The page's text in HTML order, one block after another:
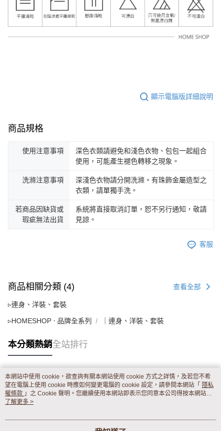
顯示電腦版詳細說明
商品規格
使用注意事項
深色衣類請避免和淺色衣物、包包一起組合
使用，可能產生褪色轉移之現象。
洗滌注意事項
深淺色衣物請分開洗滌。有珠飾金屬造型之
衣類，請單獨手洗。
若商品因缺貨或
瑕疵無法出貨
系統將直接取消訂單，恕不另行通知，敬請
見諒。
客服
商品相關分類 (4) 查看全部
▹連身、洋裝、套裝
▹HOMESHOP ‧ 品牌全系列 ｜連身、洋裝、套裝
本分類熱銷全站排行
熱門標籤
本網站中使用 cookie，欲查詢有關本網站使用 cookie 方式之詳情，及若您不希
望在電腦上使用 cookie 時應如何變更電腦的 cookie 設定，請參閱本網站「 隱私
權條款 」之 Cookie 聲明。您繼續使用本網站即表示您同意本公司得按本網站使
用條款之 Cookie 聲明使用 cookie。
了解更多 >